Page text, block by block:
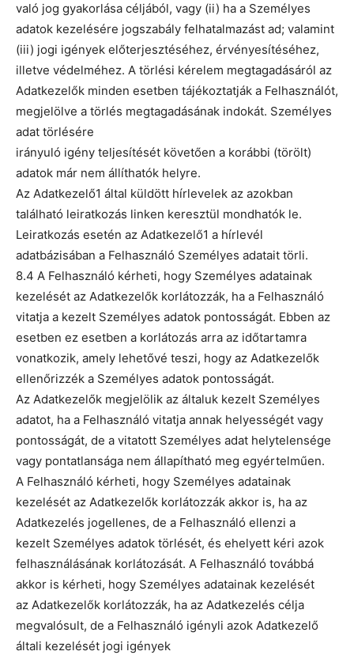
való jog gyakorlása céljából, vagy (ii) ha a Személyes
adatok kezelésére jogszabály felhatalmazást ad; valamint
(iii) jogi igények előterjesztéséhez, érvényesítéséhez,
illetve védelméhez. A törlési kérelem megtagadásáról az
Adatkezelők minden esetben tájékoztatják a Felhasználót,
megjelölve a törlés megtagadásának indokát. Személyes
adat törlésére
irányuló igény teljesítését követően a korábbi (törölt)
adatok már nem állíthatók helyre.
Az Adatkezelő1 által küldött hírlevelek az azokban
található leiratkozás linken keresztül mondhatók le.
Leiratkozás esetén az Adatkezelő1 a hírlevél
adatbázisában a Felhasználó Személyes adatait törli.
8.4 A Felhasználó kérheti, hogy Személyes adatainak
kezelését az Adatkezelők korlátozzák, ha a Felhasználó
vitatja a kezelt Személyes adatok pontosságát. Ebben az
esetben ez esetben a korlátozás arra az időtartamra
vonatkozik, amely lehetővé teszi, hogy az Adatkezelők
ellenőrizzék a Személyes adatok pontosságát.
Az Adatkezelők megjelölik az általuk kezelt Személyes
adatot, ha a Felhasználó vitatja annak helyességét vagy
pontosságát, de a vitatott Személyes adat helytelensége
vagy pontatlansága nem állapítható meg egyértelműen.
A Felhasználó kérheti, hogy Személyes adatainak
kezelését az Adatkezelők korlátozzák akkor is, ha az
Adatkezelés jogellenes, de a Felhasználó ellenzi a
kezelt Személyes adatok törlését, és ehelyett kéri azok
felhasználásának korlátozását. A Felhasználó továbbá
akkor is kérheti, hogy Személyes adatainak kezelését
az Adatkezelők korlátozzák, ha az Adatkezelés célja
megvalósult, de a Felhasználó igényli azok Adatkezelő
általi kezelését jogi igények